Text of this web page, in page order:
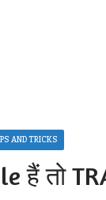
AND TRICKS
हैं तो